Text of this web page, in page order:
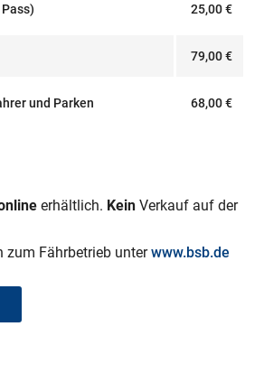
25,00 €
79,00 €
und Parken 68,00 €
erhältlich. Kein Verkauf auf der
zum Fährbetrieb unterwww.bsb.de